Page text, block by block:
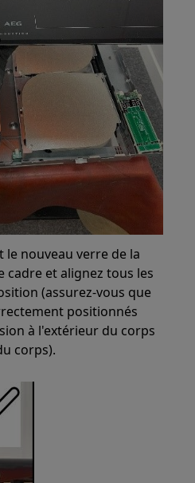
le nouveau verre de la
cadre et alignez tous les
(assurez-vous que
positionnés
à l'extérieur du corps
corps).